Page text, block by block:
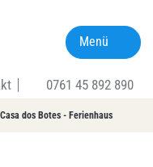
0761 45 892 890
Menü
Casa dos Botes - Ferienhaus